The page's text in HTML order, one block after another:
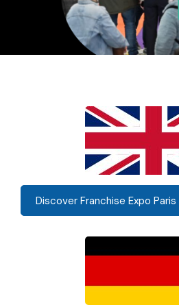
Discover Franchise Expo Paris